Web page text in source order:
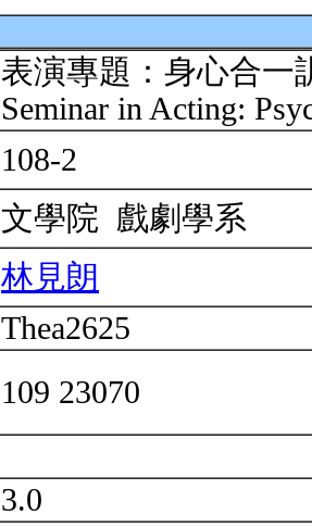
表演專題：身心合一
Seminar in Acting:
108-2
文學院 戲劇學系
林見朗
Thea2625
109 23070
3.0